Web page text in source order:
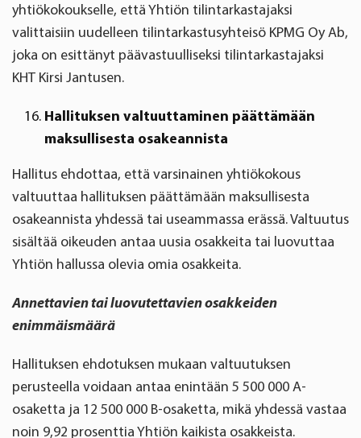
yhtiökokoukselle, että Yhtiön tilintarkastajaksi
valittaisiin uudelleen tilintarkastusyhteisö KPMG Oy Ab,
joka on esittänyt päävastuulliseksi tilintarkastajaksi
KHT Kirsi Jantusen.
Hallituksen valtuuttaminen päättämään
maksullisesta osakeannista
Hallitus ehdottaa, että varsinainen yhtiökokous
valtuuttaa hallituksen päättämään maksullisesta
osakeannista yhdessä tai useammassa erässä. Valtuutus
sisältää oikeuden antaa uusia osakkeita tai luovuttaa
Yhtiön hallussa olevia omia osakkeita.
Annettavien tai luovutettavien osakkeiden
enimmäismäärä
Hallituksen ehdotuksen mukaan valtuutuksen
perusteella voidaan antaa enintään 5 500 000 A-
osaketta ja 12 500 000 B-osaketta, mikä yhdessä vastaa
noin 9,92 prosenttia Yhtiön kaikista osakkeista.